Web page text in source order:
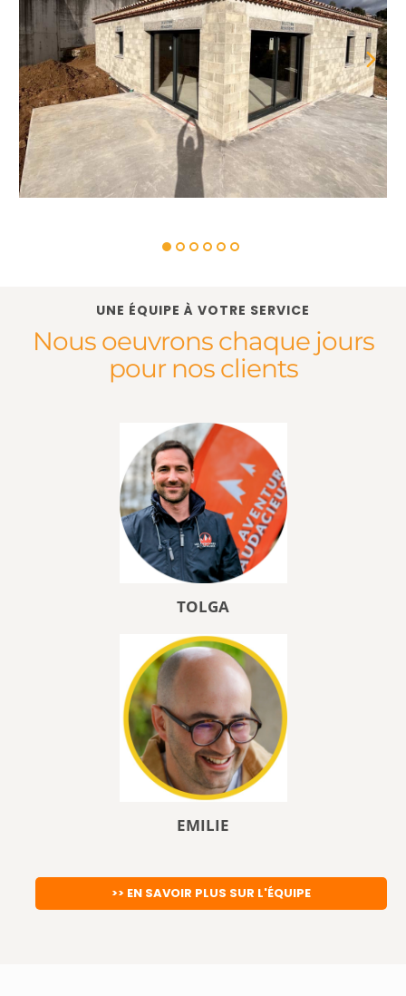
UNE ÉQUIPE À VOTRE SERVICE
Nous oeuvrons chaque jours
pour nos clients
TOLGA
EMILIE
>> EN SAVOIR PLUS SUR L'ÉQUIPE